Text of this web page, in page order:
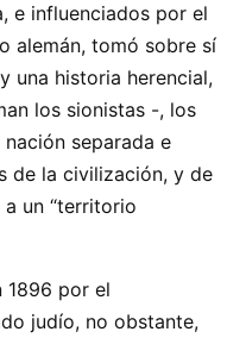
e influenciados por el
alemán, tomó sobre sí
una historia herencial,
los sionistas -, los
separada e
de la civilización, y de
un “territorio
1896 por el
judío, no obstante,